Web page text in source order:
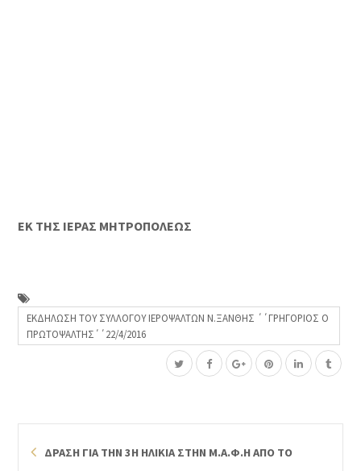
ΕΚ ΤΗΣ ΙΕΡΑΣ ΜΗΤΡΟΠΟΛΕΩΣ
ΕΚΔΗΛΩΣΗ ΤΟΥ ΣΥΛΛΟΓΟΥ ΙΕΡΟΨΑΛΤΩΝ Ν.ΞΑΝΘΗΣ ΄΄ΓΡΗΓΟΡΙΟΣ Ο
ΠΡΩΤΟΨΑΛΤΗΣ΄΄22/4/2016
ΔΡΑΣΗ ΓΙΑ ΤΗΝ 3Η ΗΛΙΚΙΑ ΣΤΗΝ Μ.Α.Φ.Η ΑΠΟ ΤΟ